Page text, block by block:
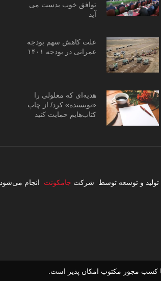
توافق خوب بدست می
آید
علت کاهش سهم بودجه
عمرانی در بودجه ۱۴۰۱
هدیه‌ای که معلولی را
«نویسنده» کرد/ از چاپ
کتاب‌هایم حمایت کنید
تولید و توسعه توسط شرکت جامکونت انجام می‌شود.
کسب مجوز مکتوب امکان پذیر است.